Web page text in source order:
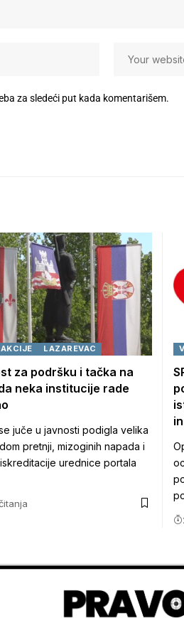
za sledeći put kada komentarišem.
LAZAREVAC
za podršku i tačka na
neka institucije rade
juče u javnosti podigla velika
pretnji, mizoginih napada i
urednice portala